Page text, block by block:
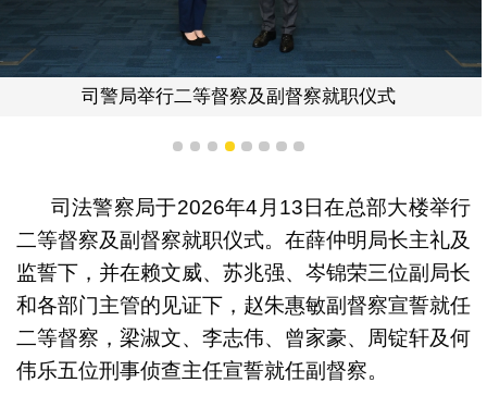
司警局举行二等督察及副督察就职仪式
1 2 3 4 5 6 7 8
司法警察局于2026年4月13日在总部大楼举行
二等督察及副督察就职仪式。在薛仲明局长主礼及
监誓下，并在赖文威、苏兆强、岑锦荣三位副局长
和各部门主管的见证下，赵朱惠敏副督察宣誓就任
二等督察，梁淑文、李志伟、曾家豪、周锭轩及何
伟乐五位刑事侦查主任宣誓就任副督察。